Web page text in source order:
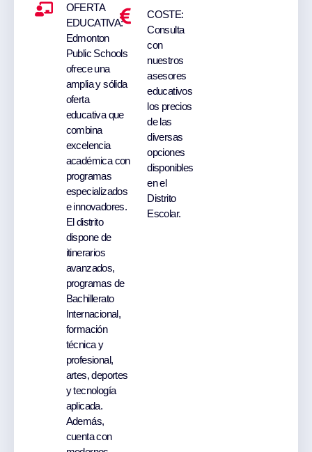
OFERTA
EDUCATIVA:
Edmonton
Public Schools
ofrece una
amplia y sólida
oferta
educativa que
combina
excelencia
académica con
programas
especializados
e innovadores.
El distrito
dispone de
itinerarios
avanzados,
programas de
Bachillerato
Internacional,
formación
técnica y
profesional,
artes, deportes
y tecnología
aplicada.
Además,
cuenta con
COSTE:
Consulta
con
nuestros
asesores
educativos
los precios
de las
diversas
opciones
disponibles
en el
Distrito
Escolar.